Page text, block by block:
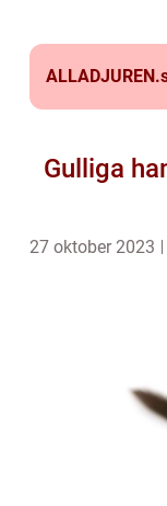
ALLADJUREN.
Gulliga
27 oktober 2023